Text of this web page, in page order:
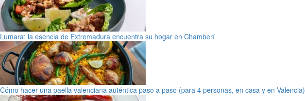
Lumara: la esencia de Extremadura encuentra su hogar en Chamberí
Cómo hacer una paella valenciana auténtica paso a paso (para 4 personas, en casa y en Valencia)